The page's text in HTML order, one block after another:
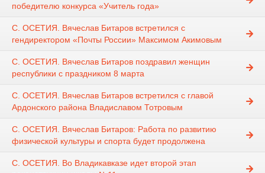
победителю конкурса «Учитель года»
С. ОСЕТИЯ. Вячеслав Битаров встретился с
гендиректором «Почты России» Максимом Акимовым
С. ОСЕТИЯ. Вячеслав Битаров поздравил женщин
республики с праздником 8 марта
С. ОСЕТИЯ. Вячеслав Битаров встретился с главой
Ардонского района Владиславом Тотровым
С. ОСЕТИЯ. Вячеслав Битаров: Работа по развитию
физической культуры и спорта будет продолжена
С. ОСЕТИЯ. Во Владикавказе идет второй этап